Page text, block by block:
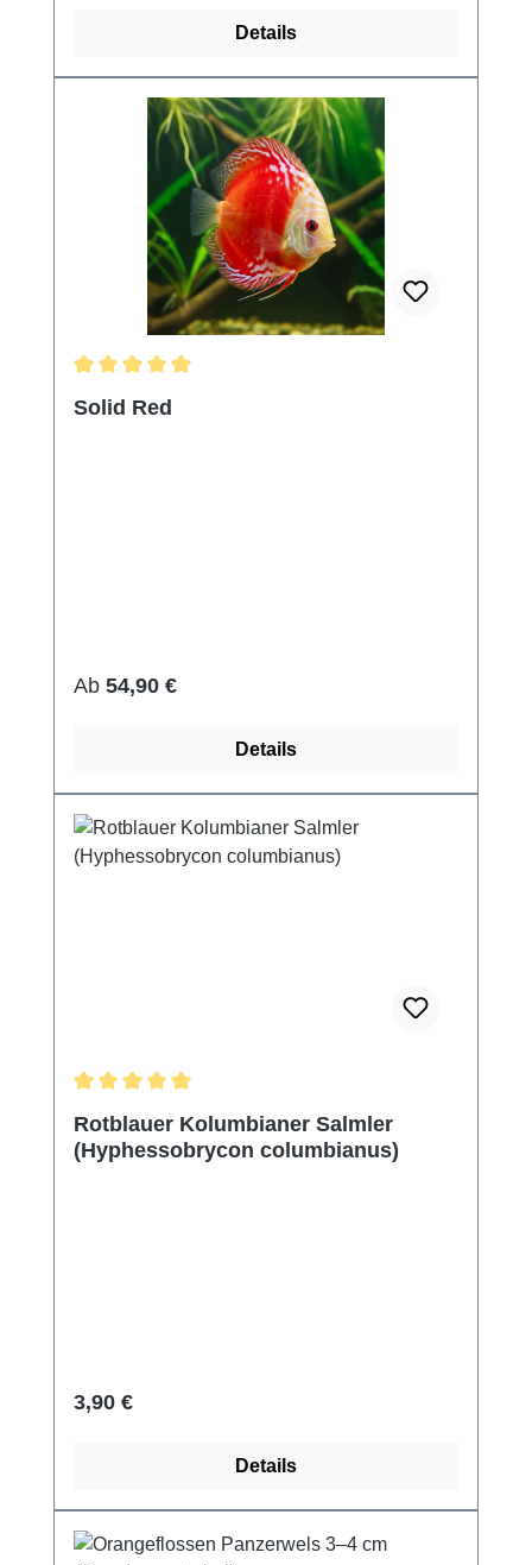
Details
Solid Red
Regulärer Preis:
Ab 54,90 €
Details
Rotblauer Kolumbianer Salmler
(Hyphessobrycon columbianus)
Regulärer Preis:
3,90 €
Details